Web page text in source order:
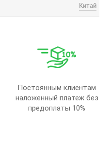
Китай
Постоянным клиентам
наложенный платеж без
предоплаты 10%